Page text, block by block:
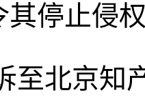
其停止侵
至北京知